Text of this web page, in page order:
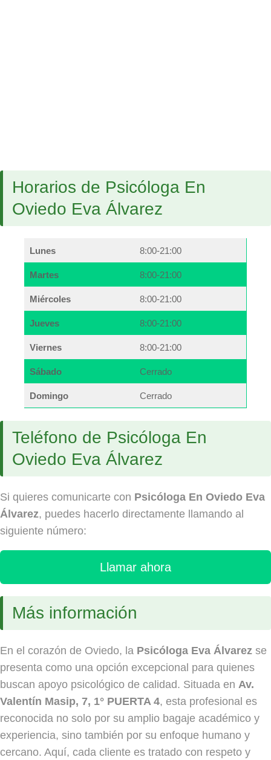
Horarios de Psicóloga En
Oviedo Eva Álvarez
Lunes 8:00-21:00
Martes 8:00-21:00
Miércoles 8:00-21:00
Jueves 8:00-21:00
Viernes 8:00-21:00
Sábado Cerrado
Domingo Cerrado
Teléfono de Psicóloga En
Oviedo Eva Álvarez
Si quieres comunicarte con Psicóloga En Oviedo Eva
Álvarez, puedes hacerlo directamente llamando al
siguiente número:
Llamar ahora
Más información
En el corazón de Oviedo, la Psicóloga Eva Álvarez se
presenta como una opción excepcional para quienes
buscan apoyo psicológico de calidad. Situada en Av.
Valentín Masip, 7, 1° PUERTA 4, esta profesional es
reconocida no solo por su amplio bagaje académico y
experiencia, sino también por su enfoque humano y
cercano. Aquí, cada cliente es tratado con respeto y